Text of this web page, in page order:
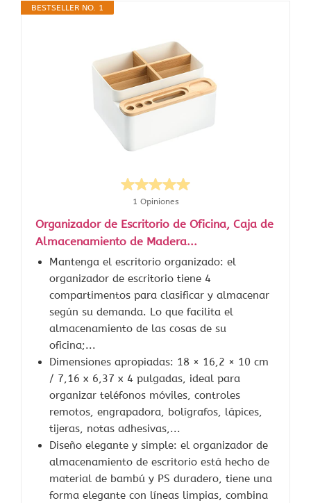
BESTSELLER NO. 1
1 Opiniones
Organizador de Escritorio de Oficina, Caja de
Almacenamiento de Madera...
Mantenga el escritorio organizado: el
organizador de escritorio tiene 4
compartimentos para clasificar y almacenar
según su demanda. Lo que facilita el
almacenamiento de las cosas de su
oficina;...
Dimensiones apropiadas: 18 × 16,2 × 10 cm
/ 7,16 x 6,37 x 4 pulgadas, ideal para
organizar teléfonos móviles, controles
remotos, engrapadora, bolígrafos, lápices,
tijeras, notas adhesivas,...
Diseño elegante y simple: el organizador de
almacenamiento de escritorio está hecho de
material de bambú y PS duradero, tiene una
forma elegante con líneas limpias, combina